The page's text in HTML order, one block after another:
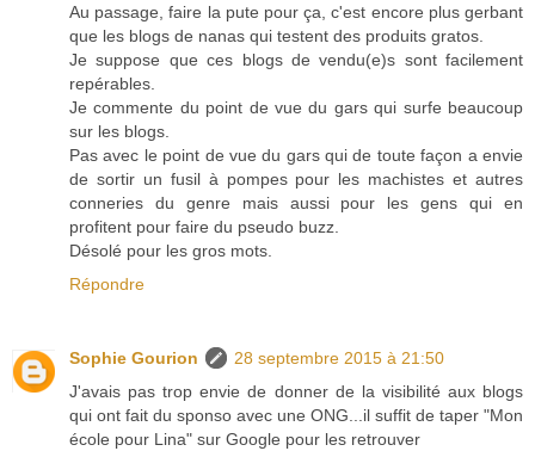
Au passage, faire la pute pour ça, c'est encore plus gerbant
que les blogs de nanas qui testent des produits gratos.
Je suppose que ces blogs de vendu(e)s sont facilement
repérables.
Je commente du point de vue du gars qui surfe beaucoup
sur les blogs.
Pas avec le point de vue du gars qui de toute façon a envie
de sortir un fusil à pompes pour les machistes et autres
conneries du genre mais aussi pour les gens qui en
profitent pour faire du pseudo buzz.
Désolé pour les gros mots.
Répondre
Sophie Gourion
28 septembre 2015 à 21:50
J'avais pas trop envie de donner de la visibilité aux blogs
qui ont fait du sponso avec une ONG...il suffit de taper "Mon
école pour Lina" sur Google pour les retrouver